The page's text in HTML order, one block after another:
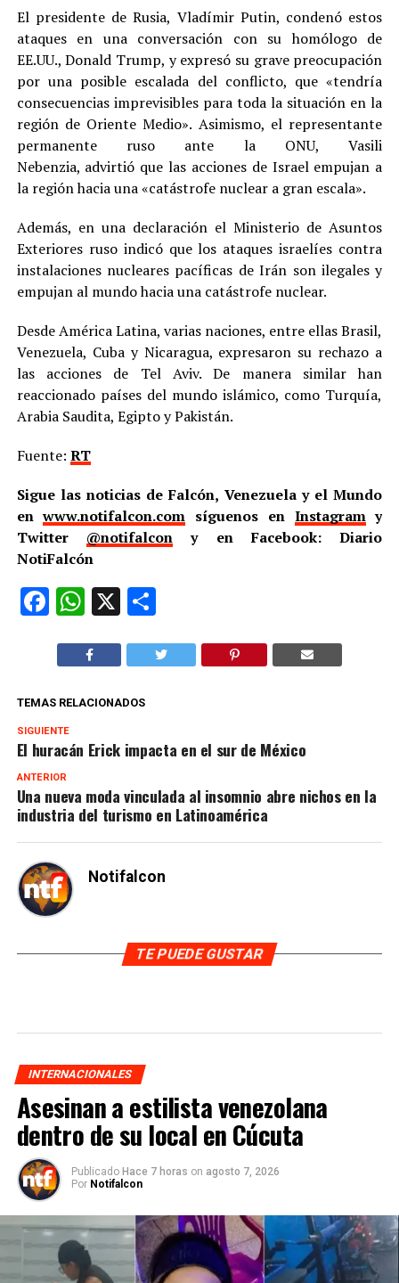
El presidente de Rusia, Vladímir Putin, condenó estos
ataques en una conversación con su homólogo de
EE.UU., Donald Trump, y expresó su grave preocupación
por una posible escalada del conflicto, que «tendría
consecuencias imprevisibles para toda la situación en la
región de Oriente Medio». Asimismo, el representante
permanente ruso ante la ONU, Vasili
Nebenzia, advirtió que las acciones de Israel empujan a
la región hacia una «catástrofe nuclear a gran escala».
Además, en una declaración el Ministerio de Asuntos
Exteriores ruso indicó que los ataques israelíes contra
instalaciones nucleares pacíficas de Irán son ilegales y
empujan al mundo hacia una catástrofe nuclear.
Desde América Latina, varias naciones, entre ellas Brasil,
Venezuela, Cuba y Nicaragua, expresaron su rechazo a
las acciones de Tel Aviv. De manera similar han
reaccionado países del mundo islámico, como Turquía,
Arabia Saudita, Egipto y Pakistán.
Fuente: RT
Sigue las noticias de Falcón, Venezuela y el Mundo
enwww.notifalcon.com síguenos en Instagramy
Twitter @notifalcon y en Facebook: Diario
NotiFalcón
Facebook
WhatsApp
X Compartir
TEMAS RELACIONADOS
SIGUIENTE
El huracán Erick impacta en el sur de México
ANTERIOR
Una nueva moda vinculada al insomnio abre nichos en la
industria del turismo en Latinoamérica
Notifalcon
TE PUEDE GUSTAR
INTERNACIONALES
Asesinan a estilista venezolana
dentro de su local en Cúcuta
Publicado Hace 7 horas on agosto 7, 2026
Por Notifalcon